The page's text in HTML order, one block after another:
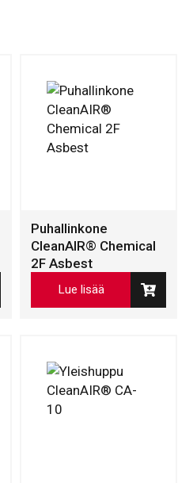
Puhallinkone
CleanAIR® Chemical
2F Asbest
Lue lisää